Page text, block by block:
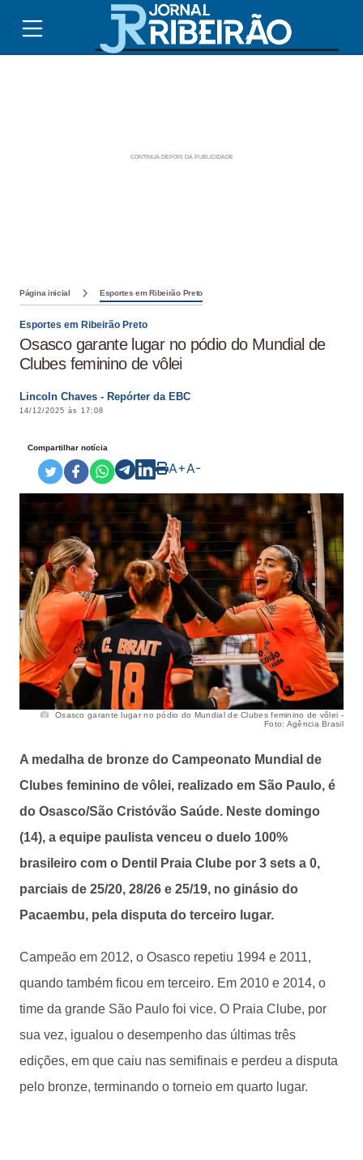
Página inicial Esportes em Ribeirão Preto
Esportes em Ribeirão Preto
Osasco garante lugar no pódio do Mundial de
Clubes feminino de vôlei
Lincoln Chaves - Repórter da EBC
14/12/2025 às 17:08
Compartilhar notícia
A+A-
Osasco garante lugar no pódio do Mundial de Clubes feminino de vôlei -
Foto: Agência Brasil
A medalha de bronze do Campeonato Mundial de
Clubes feminino de vôlei, realizado em São Paulo, é
do Osasco/São Cristóvão Saúde. Neste domingo
(14), a equipe paulista venceu o duelo 100%
brasileiro com o Dentil Praia Clube por 3 sets a 0,
parciais de 25/20, 28/26 e 25/19, no ginásio do
Pacaembu, pela disputa do terceiro lugar.
Campeão em 2012, o Osasco repetiu 1994 e 2011,
quando também ficou em terceiro. Em 2010 e 2014, o
time da grande São Paulo foi vice. O Praia Clube, por
sua vez, igualou o desempenho das últimas três
edições, em que caiu nas semifinais e perdeu a disputa
pelo bronze, terminando o torneio em quarto lugar.